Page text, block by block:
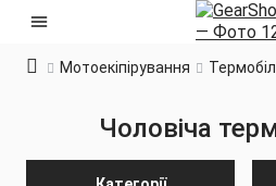
Мотоекіпірування
Чоловіча